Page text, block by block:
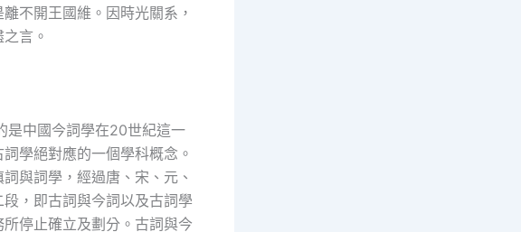
不開王國維。因時光關系，
言。
是中國今詞學在20世紀這一
學絕對應的一個學科概念。
與詞學，經過唐、宋、元、
，即古詞與今詞以及古詞學
停止確立及劃分。古詞與今